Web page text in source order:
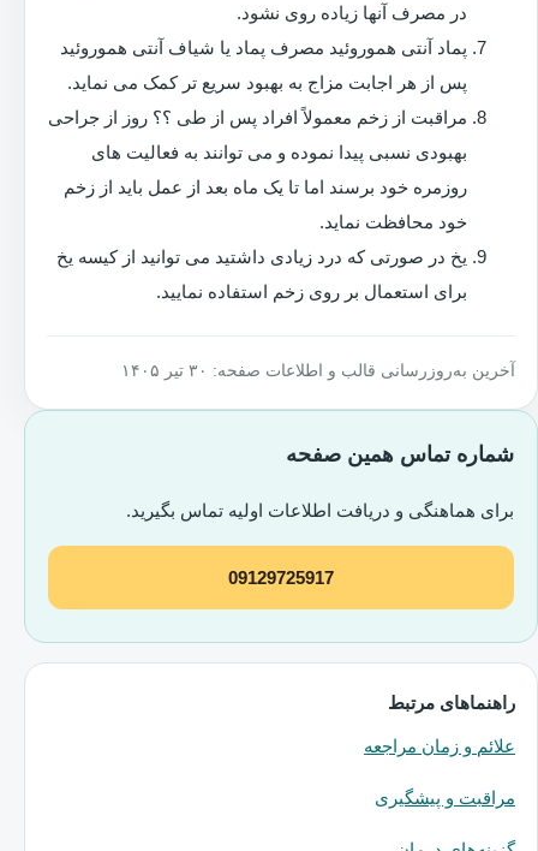
در مصرف آنها زیاده روی نشود.
پماد آنتی هموروئید مصرف پماد یا شیاف آنتی هموروئید
پس از هر اجابت مزاج به بهبود سریع تر کمک می نماید.
مراقبت از زخم معمولاً افراد پس از طی ؟؟ روز از جراحی
بهبودی نسبی پیدا نموده و می توانند به فعالیت های
روزمره خود برسند اما تا یک ماه بعد از عمل باید از زخم
خود محافظت نماید.
یخ در صورتی که درد زیادی داشتید می توانید از کیسه یخ
برای استعمال بر روی زخم استفاده نمایید.
آخرین به‌روزرسانی قالب و اطلاعات صفحه: ۳۰ تیر ۱۴۰۵
شماره تماس همین صفحه
برای هماهنگی و دریافت اطلاعات اولیه تماس بگیرید.
09129725917
راهنماهای مرتبط
علائم و زمان مراجعه
مراقبت و پیشگیری